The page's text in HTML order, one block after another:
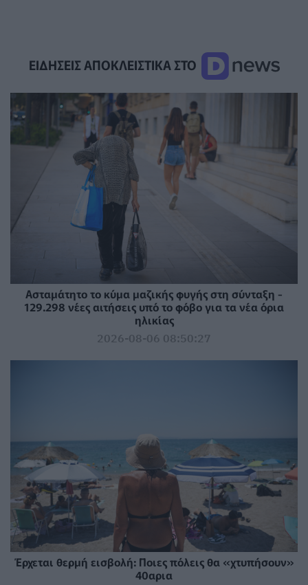
ΕΙΔΗΣΕΙΣ ΑΠΟΚΛΕΙΣΤΙΚΑ ΣΤΟ
Ασταμάτητο το κύμα μαζικής φυγής στη σύνταξη -
129.298 νέες αιτήσεις υπό το φόβο για τα νέα όρια
ηλικίας
2026-08-06 08:50:27
Έρχεται θερμή εισβολή: Ποιες πόλεις θα «χτυπήσουν»
40αρια